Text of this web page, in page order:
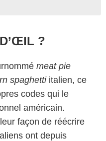
?
meat pie
spaghettiitalien, ce
codes qui le
américain.
façon de réécrire
ont depuis